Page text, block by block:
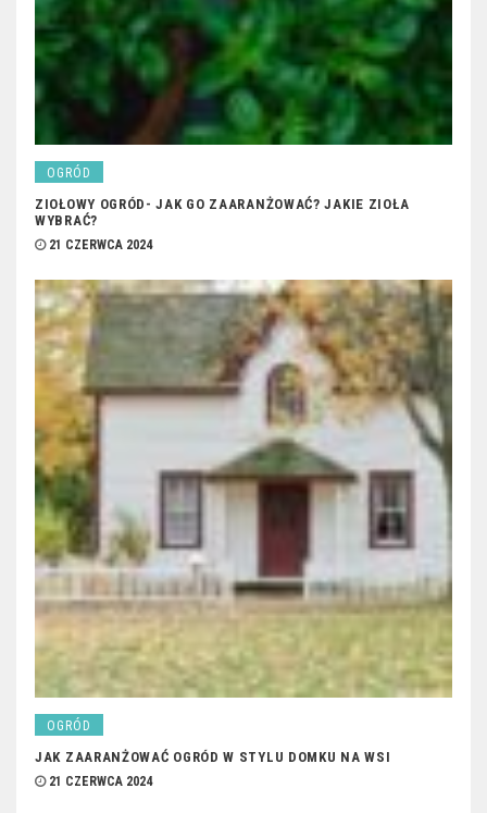
OGRÓD
ZIOŁOWY OGRÓD- JAK GO ZAARANŻOWAĆ? JAKIE ZIOŁA
WYBRAĆ?
21 CZERWCA 2024
OGRÓD
JAK ZAARANŻOWAĆ OGRÓD W STYLU DOMKU NA WSI
21 CZERWCA 2024